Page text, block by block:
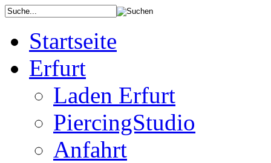
Startseite
Erfurt
Laden Erfurt
PiercingStudio
Anfahrt